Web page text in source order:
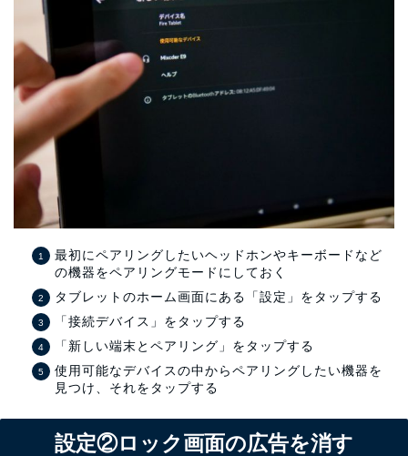
最初にペアリングしたいヘッドホンやキーボードなど
の機器をペアリングモードにしておく
タブレットのホーム画面にある「設定」をタップする
「接続デバイス」をタップする
「新しい端末とペアリング」をタップする
使用可能なデバイスの中からペアリングしたい機器を
見つけ、それをタップする
設定②ロック画面の広告を消す